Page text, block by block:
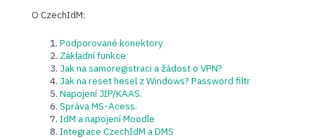
O CzechIdM:
Podporované konektory
Základní funkce
Jak na samoregistraci a žádost o VPN?
Jak na reset hesel z Windows? Password filtr
Napojení JIP/KAAS.
Správa MS-Acess.
IdM a napojení Moodle
Integrace CzechIdM a DMS